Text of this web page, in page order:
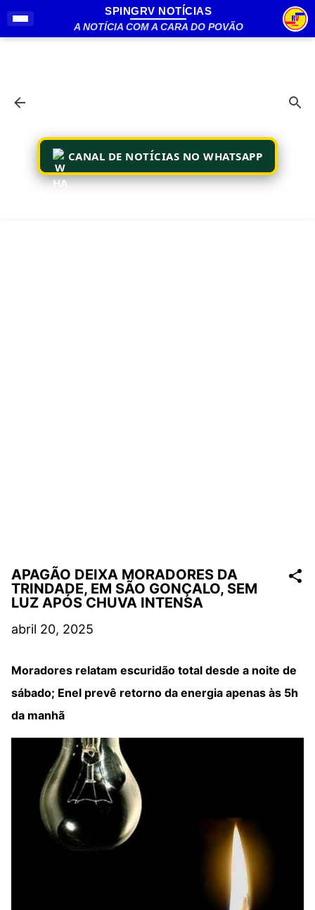
Pular para o conteúdo principal
SPINGRV NOTÍCIAS
A NOTÍCIA COM A CARA DO POVÃO
CANAL DE NOTÍCIAS NO WHATSAPP
APAGÃO DEIXA MORADORES DA
TRINDADE, EM SÃO GONÇALO, SEM
LUZ APÓS CHUVA INTENSA
abril 20, 2025
Moradores relatam escuridão total desde a noite de
sábado; Enel prevê retorno da energia apenas às 5h
da manhã